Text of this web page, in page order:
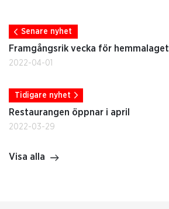
Senare nyhet
Framgångsrik vecka för hemmalaget
2022-04-01
Tidigare nyhet
Restaurangen öppnar i april
2022-03-29
Visa alla